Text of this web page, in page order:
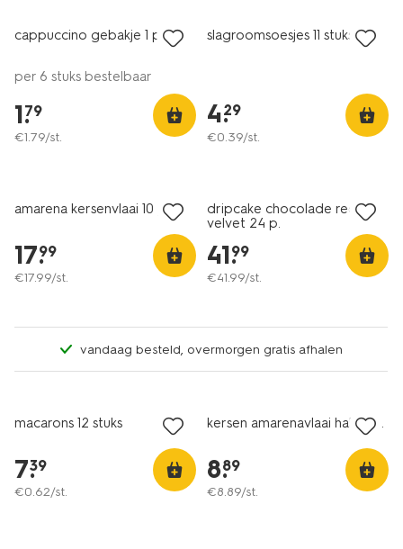
cappuccino gebakje 1 p.
per 6 stuks bestelbaar
1.
79
€1.79/st.
slagroomsoesjes 11 stuks
4.
29
€0.39/st.
amarena kersenvlaai 10 p.
17.
99
€17.99/st.
dripcake chocolade red
velvet 24 p.
41.
99
€41.99/st.
vandaag besteld, overmorgen gratis afhalen
macarons 12 stuks
7.
39
€0.62/st.
kersen amarenavlaai half 5 p.
8.
89
€8.89/st.